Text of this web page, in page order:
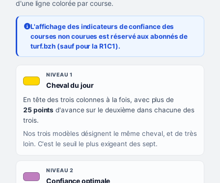
d'une ligne colorée par course.
L'affichage des indicateurs de confiance des
courses non courues est réservé aux abonnés de
turf.bzh (sauf pour la R1C1).
QUAND LA LIGNE PREND CETTE COULEUR
CE QUE CELA VOUS DIT
NIVEAU 1
Cheval du jour, couleur jaune or
En tête des trois colonnes à la fois, avec plus de
25 points d'avance sur le deuxième dans chacune des
trois.
Nos trois modèles désignent le même cheval, et de très
loin. C'est le seuil le plus exigeant des sept.
NIVEAU 2
Confiance optimale, couleur mauve